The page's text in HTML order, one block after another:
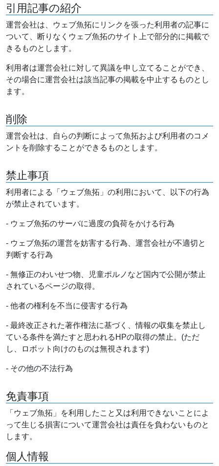
引用記事の紹介
運営会社は、ウェブ魚拓にリンクを張った利用者の記事に
ついて、断りなくウェブ魚拓のサイト上で部分的に掲載で
きるものとします。
利用者は運営会社に対して異議を申し立てることができ、
その場合に運営会社は該当記事の掲載を中止するものとし
ます。
削除
運営会社は、自らの判断によって魚拓および利用者のコメ
ントを削除することができるものとします。
禁止事項
利用者による「ウェブ魚拓」の利用において、以下の行為
が禁止されています。
- ウェブ魚拓のサーバに過度の負荷をかける行為
- ウェブ魚拓の運営を妨害する行為、運営会社が不適切と
判断する行為
- 無修正のわいせつ物、児童ポルノなど国内で公開が禁止
されているページの取得。
- 他者の権利を不当に侵害する行為
- 最終改正された著作権法に基づく、情報の収集を禁止し
ている条件を満たすと思われるHPの取得の禁止。(ただ
し、ロボット向けのものは無視されます)
- その他の不法行為
免責事項
「ウェブ魚拓」を利用したこと又は利用できないことによ
って生じる損害について運営会社は責任を負わないものと
します。
個人情報